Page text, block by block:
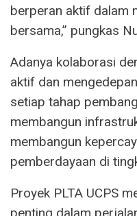
berperan aktif dalam
bersama,” pungkas
Adanya kolaborasi
aktif dan
setiap tahap
membangun
membangun
pemberdayaan di
Proyek PLTA UCPS
penting dalam